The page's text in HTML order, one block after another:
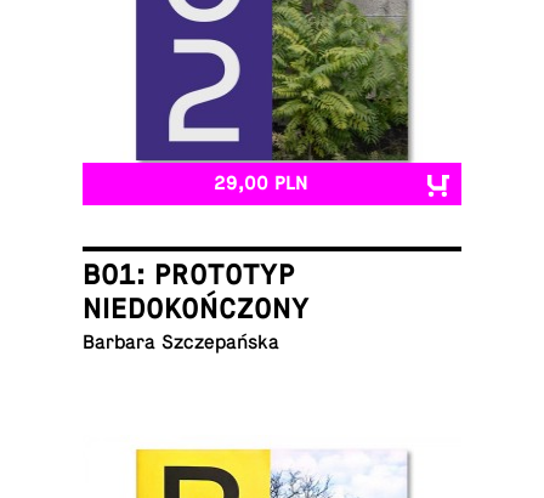
29,00 PLN
B01: PROTOTYP
NIEDOKOŃCZONY
Barbara Szczepańska